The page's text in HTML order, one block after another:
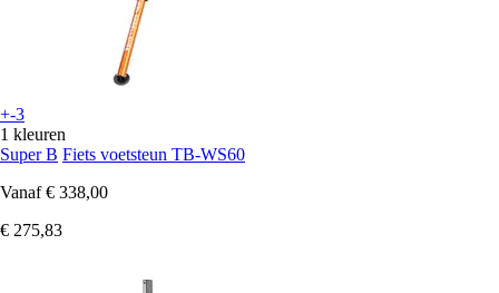
+-3
1 kleuren
Super B Fiets voetsteun TB-WS60
Vanaf € 338,00
€ 275,83